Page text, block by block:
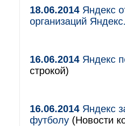
18.06.2014 Яндекс
организаций
16.06.2014 Яндекс
строкой)
16.06.2014 Яндекс
футболу (Новости